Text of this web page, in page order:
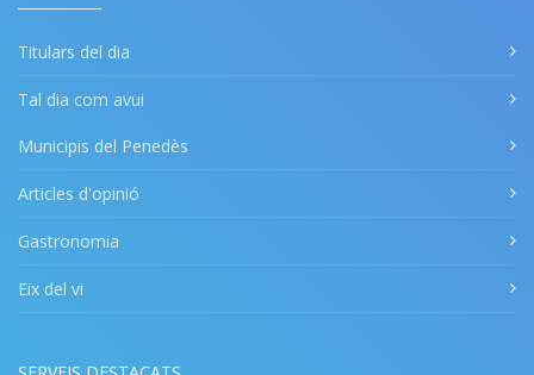
Titulars del dia
Tal dia com avui
Municipis del Penedès
Articles d'opinió
Gastronomia
Eix del vi